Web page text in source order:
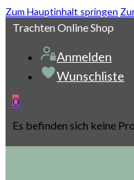
Zum Hauptinhalt springen
Trachten Online Shop
Anmelden
Wunschliste
0
Es befinden sich keine